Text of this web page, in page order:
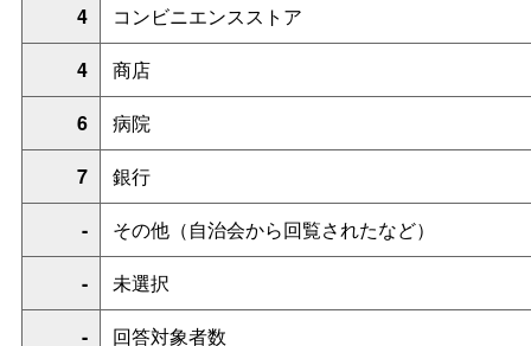
4
コンビニエンスストア
4
商店
6
病院
7
銀行
-
その他（自治会から回覧されたなど）
-
未選択
-
回答対象者数